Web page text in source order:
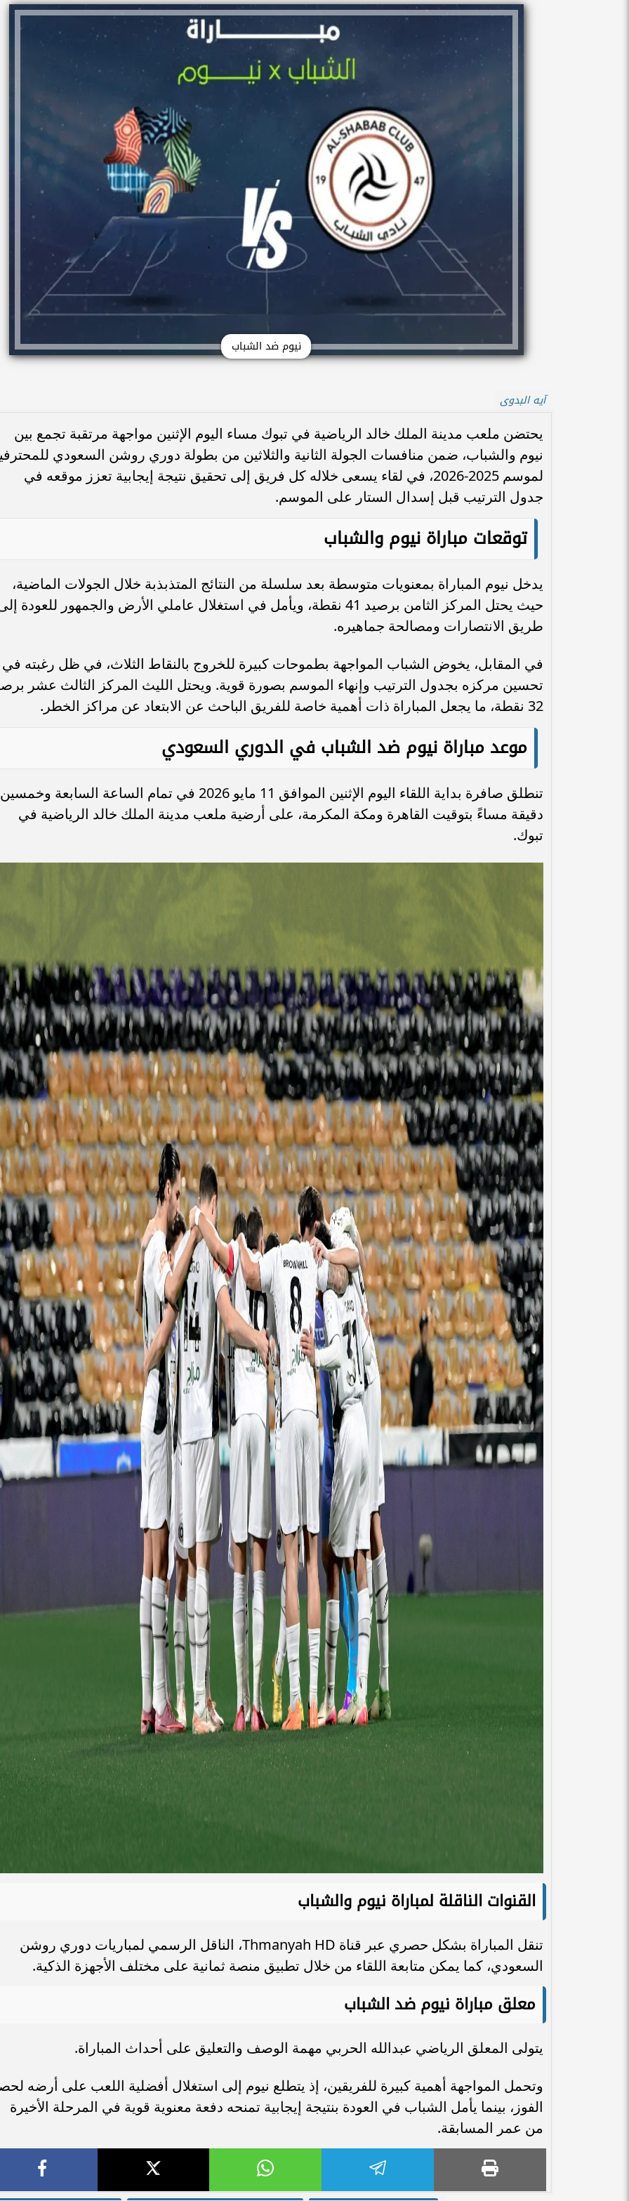
نيوم ضد الشباب
آيه البدوى
يحتضن ملعب مدينة الملك خالد الرياضية في تبوك مساء اليوم الإثنين مواجهة مرتقبة تجمع بين
نيوم والشباب، ضمن منافسات الجولة الثانية والثلاثين من بطولة دوري روشن السعودي
لموسم 2025-2026، في لقاء يسعى خلاله كل فريق إلى تحقيق نتيجة إيجابية تعزز موقعه في
جدول الترتيب قبل إسدال الستار على الموسم.
توقعات مباراة نيوم والشباب
يدخل نيوم المباراة بمعنويات متوسطة بعد سلسلة من النتائج المتذبذبة خلال الجولات الماضية،
حيث يحتل المركز الثامن برصيد 41 نقطة، ويأمل في استغلال عاملي الأرض والجمهور للعودة
طريق الانتصارات ومصالحة جماهيره.
في المقابل، يخوض الشباب المواجهة بطموحات كبيرة للخروج بالنقاط الثلاث، في ظل رغبته في
تحسين مركزه بجدول الترتيب وإنهاء الموسم بصورة قوية. ويحتل الليث المركز الثالث عشر
32 نقطة، ما يجعل المباراة ذات أهمية خاصة للفريق الباحث عن الابتعاد عن مراكز الخطر.
موعد مباراة نيوم ضد الشباب في الدوري السعودي
تنطلق صافرة بداية اللقاء اليوم الإثنين الموافق 11 مايو 2026 في تمام الساعة السابعة وخمسين
دقيقة مساءً بتوقيت القاهرة ومكة المكرمة، على أرضية ملعب مدينة الملك خالد الرياضية في
تبوك.
القنوات الناقلة لمباراة نيوم والشباب
تنقل المباراة بشكل حصري عبر قناة Thmanyah HD، الناقل الرسمي لمباريات دوري روشن
السعودي، كما يمكن متابعة اللقاء من خلال تطبيق منصة ثمانية على مختلف الأجهزة الذكية.
معلق مباراة نيوم ضد الشباب
يتولى المعلق الرياضي عبدالله الحربي مهمة الوصف والتعليق على أحداث المباراة.
وتحمل المواجهة أهمية كبيرة للفريقين، إذ يتطلع نيوم إلى استغلال أفضلية اللعب على أرضه
الفوز، بينما يأمل الشباب في العودة بنتيجة إيجابية تمنحه دفعة معنوية قوية في المرحلة الأخيرة
من عمر المسابقة.